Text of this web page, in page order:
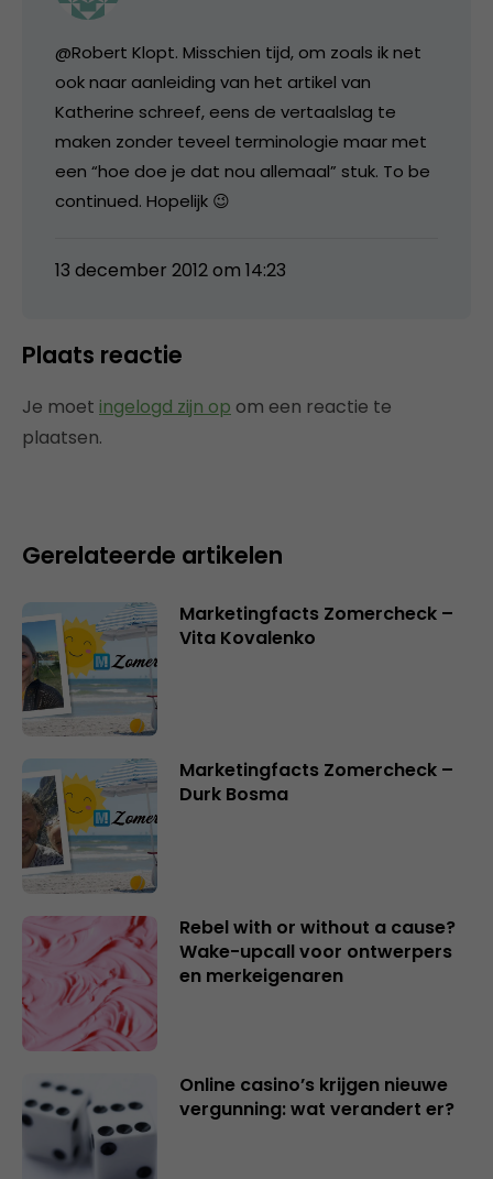
@Robert Klopt. Misschien tijd, om zoals ik net
ook naar aanleiding van het artikel van
Katherine schreef, eens de vertaalslag te
maken zonder teveel terminologie maar met
een “hoe doe je dat nou allemaal” stuk. To be
continued. Hopelijk 😉
13 december 2012 om 14:23
Plaats reactie
Je moet ingelogd zijn op om een reactie te
plaatsen.
Gerelateerde artikelen
Marketingfacts Zomercheck –
Vita Kovalenko
Marketingfacts Zomercheck –
Durk Bosma
Rebel with or without a cause?
Wake-upcall voor ontwerpers
en merkeigenaren
Online casino’s krijgen nieuwe
vergunning: wat verandert er?